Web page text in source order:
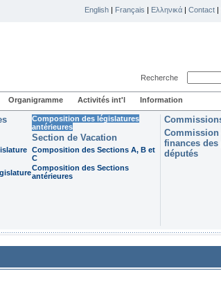
English | Français | Ελληνικά | Contact |
Recherche
Organigramme Activités int'l Information
Composition des législatures
antérieures
Section de Vacation
Composition des Sections A, B et
C
Composition des Sections
antérieures
Commission
finances
députés